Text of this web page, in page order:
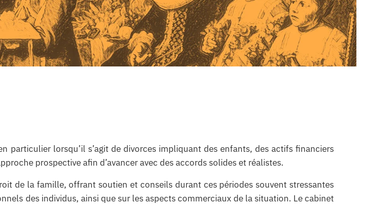
particulier lorsqu’il s’agit de divorces impliquant des enfants, des actifs financiers
prospective afin d’avancer avec des accords solides et réalistes.
de la famille, offrant soutien et conseils durant ces périodes souvent stressantes
des individus, ainsi que sur les aspects commerciaux de la situation. Le cabinet